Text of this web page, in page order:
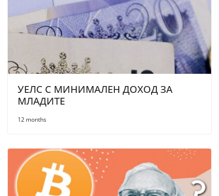
УЕЛС С МИНИМАЛЕН ДОХОД ЗА
МЛАДИТЕ
12 months